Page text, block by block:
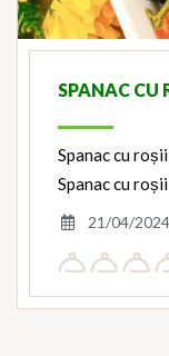
SPANAC CU
Spanac cu
Spanac cu
21/04/2024